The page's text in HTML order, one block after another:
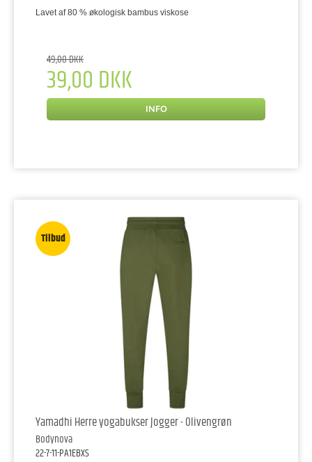
Lavet af 80 % økologisk bambus viskose
49,00 DKK
39,00 DKK
INFO
Tilbud
Yamadhi Herre yogabukser Jogger - Olivengrøn
Bodynova
22-7-11-PA1EBXS